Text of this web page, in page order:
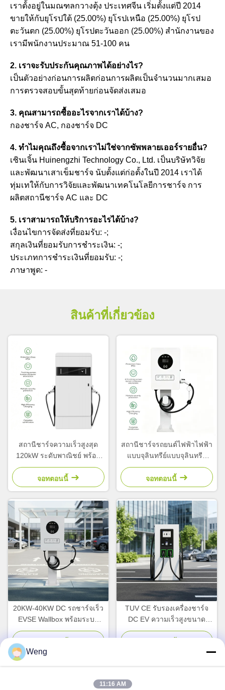
เราตั้งอยู่ในมณฑลกวางตุ้ง ประเทศจีน เริ่มตั้งแต่ปี 2014
ขายให้กับยุโรปใต้ (25.00%) ยุโรปเหนือ (25.00%) ยุโรป
ตะวันตก (25.00%) ยุโรปตะวันออก (25.00%) สำนักงานของ
เรามีพนักงานประมาณ 51-100 คน
2. เราจะรับประกันคุณภาพได้อย่างไร?
เป็นตัวอย่างก่อนการผลิตก่อนการผลิตเป็นจำนวนมากเสมอ
การตรวจสอบขั้นสุดท้ายก่อนจัดส่งเสมอ
3. คุณสามารถซื้ออะไรจากเราได้บ้าง?
กองชาร์จ AC, กองชาร์จ DC
4. ทำไมคุณถึงซื้อจากเราไม่ใช่จากซัพพลายเออร์รายอื่น?
เซินเจิ้น Huinengzhi Technology Co., Ltd. เป็นบริษัทวิจัย
และพัฒนาเสาเข็มชาร์จ นับตั้งแต่ก่อตั้งในปี 2014 เราได้
ทุ่มเทให้กับการวิจัยและพัฒนาเทคโนโลยีการชาร์จ การ
ผลิตสถานีชาร์จ AC และ DC
5. เราสามารถให้บริการอะไรได้บ้าง?
เงื่อนไขการจัดส่งที่ยอมรับ: -;
สกุลเงินที่ยอมรับการชำระเงิน: -;
ประเภทการชำระเงินที่ยอมรับ: -;
ภาษาพูด: -
สินค้าที่เกี่ยวข้อง
สถานีชาร์จความเร็วสูงสุด
120kW ระดับพาณิชย์ พร้อม
ระบบควบคุมอุณหภูมิที่ฉลาด
และ RFID Smart Access
จอทตอนนี้
สถานีชาร์จรถยนต์ไฟฟ้าไฟฟ้า
แบบจุลินทรีย์แบบจุลินทรีย์
แบบจุลินทรีย์แบบจุลินทรีย์
แบบจุลินทรีย์แบบจุลินทรีย์
แบบจุลินทรีย์แบบจุลินทรีย์
แบบจุลินทรีย์แบบจุลินทรีย์
จอทตอนนี้
20KW-40KW DC รถชาร์จเร็ว
EVSE Wallbox พร้อมระบบ
สมดุลภาระภาระและการ
TUV CE รับรองเครื่องชาร์จ
DC EV ความเร็วสูงขนาด
120kW พร้อมปืนคู่และเอาต์พุต
Weng
11:16 AM